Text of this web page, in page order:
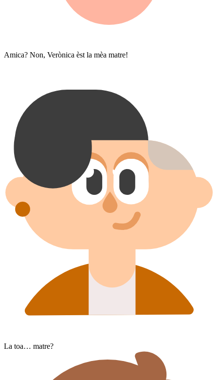
Amica? Non, Verònica èst la mèa matre!
La toa… matre?